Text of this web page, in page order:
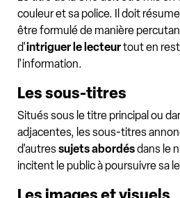
couleur et sa police. Il doit
être formulé de manière
d'intriguer le lecteurtout en
l'information.
Les sous-titres
Situés sous le titre principal ou
adjacentes, les sous-titres
d'autressujets abordésdans le
incitent le public à poursuivre sa
Les images et visuels